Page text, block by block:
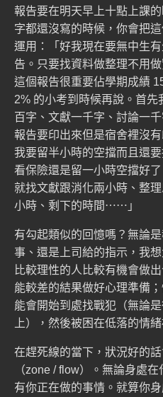
報告要在明天早上十點上課
字都還沒寫的時候，你會把
運用：「好我現在要無中生
告。只要找資料做整理不用
這個報告很重要佔學期成績
2% 的小考到時候再說。首先
百字、文獻一千字、討論一
報告要印出來但是宿舍裡沒
我要留半小時的空擋而且還
看保險還是留一小時空擋好
就找文獻跟消化兩小時、整
小時、剩下的時間⋯⋯」
有勾起類似的回憶嗎？無論
事、還是上司給的指示，我
比較理性的人比較有機會做
能較差的結果做好心理準備
能會開始到處找戰犯（無論
上），然後被困在低落的情緒
在趕死線的當下，狀況好的
（zone /flow）。無論身處在
有你正在做的事情。就算你